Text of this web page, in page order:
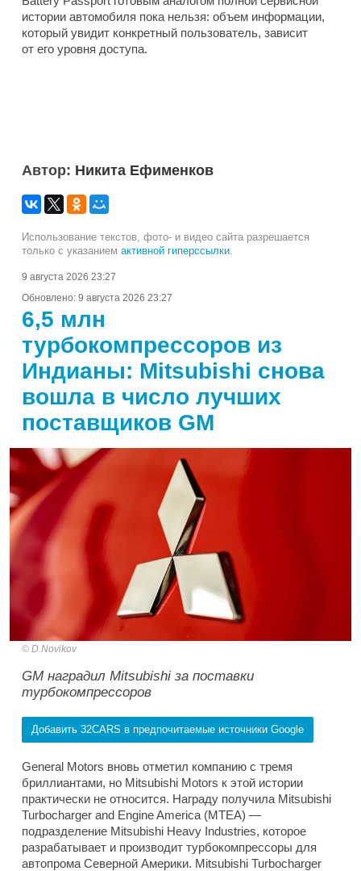
истории автомобиля пока нельзя: объем информации,
который увидит конкретный пользователь, зависит
от его уровня доступа.
Автор: Никита Ефименков
Использование текстов, фото- и видео сайта разрешается
только с указанием активной гиперссылки.
9 августа 2026 23:27
Обновлено: 9 августа 2026 23:27
6,5 млн
турбокомпрессоров из
Индианы: Mitsubishi снова
вошла в число лучших
поставщиков GM
D.Novikov
GM наградил Mitsubishi за поставки
турбокомпрессоров
Добавить 32CARS в предпочитаемые источники Google
General Motors вновь отметил компанию с тремя
бриллиантами, но Mitsubishi Motors к этой истории
практически не относится. Награду получила Mitsubishi
Turbocharger and Engine America (MTEA) —
подразделение Mitsubishi Heavy Industries, которое
разрабатывает и производит турбокомпрессоры для
автопрома Северной Америки. Mitsubishi Turbocharger